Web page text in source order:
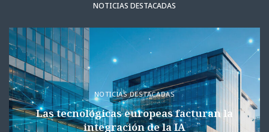
NOTICIAS DESTACADAS
NOTICIAS DESTACADAS
Las tecnológicas europeas facturan la
integración de la IA